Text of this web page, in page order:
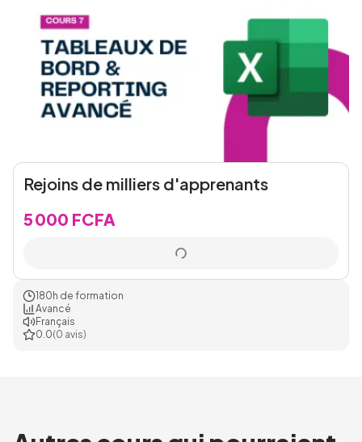
Rejoins de milliers d'apprenants
5 000 FCFA
180h de formation
Avancé
Français
0.0(0 avis)